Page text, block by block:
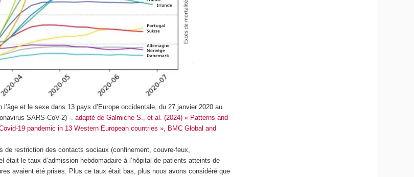
et le sexe dans 13 pays d’Europe occidentale, du 27 janvier 2020 au
SARS-CoV-2) -. adapté de Galmiche S., et al. (2024) « Patterns and
19 pandemic in 13 Western European countries », BMC Global and
de restriction des contacts sociaux (confinement, couvre-feux,
le taux d’admission hebdomadaire à l’hôpital de patients atteints de
avaient été prises. Plus ce taux était bas, plus nous avons considéré que